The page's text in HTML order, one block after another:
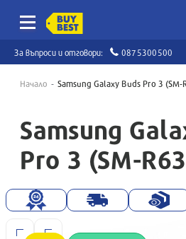
За въпроси и отговори: 0875300500
Начало Samsung Galaxy Buds Pro 3 (SM-
Samsung
Pro 3 (SM-